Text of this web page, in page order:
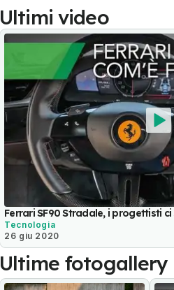
Ultimi video
Ferrari SF90 Stradale, i progettisti
Tecnologia
26 giu 2020
Ultime fotogallery